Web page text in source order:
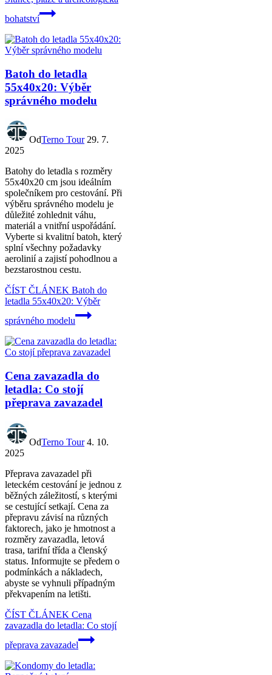
bohatství
Batoh do letadla
55x40x20: Výběr
správného modelu
OdTerno Tour 29. 7.
2025
Batohy do letadla s rozměry
55x40x20 cm jsou ideálním
společníkem pro cestování. Při
výběru správného modelu je
důležité zohlednit váhu,
materiál a vnitřní uspořádání.
Vyberte si kvalitní batoh, který
splní všechny požadavky
aerolinií a zajistí pohodlnou a
bezstarostnou cestu.
ČÍST ČLÁNEK Batoh do
letadla 55x40x20: Výběr
správného modelu
Cena zavazadla do
letadla: Co stojí
přeprava zavazadel
OdTerno Tour 4. 10.
2025
Přeprava zavazadel při
leteckém cestování je jednou z
běžných záležitostí, s kterými
se cestující setkají. Cena za
přepravu závisí na různých
faktorech, jako je hmotnost a
rozměry zavazadla, letová
trasa, tarifní třída a členský
status. Informujte se předem o
podmínkách a nákladech,
abyste se vyhnuli případným
překvapením na letišti.
ČÍST ČLÁNEK Cena
zavazadla do letadla: Co stojí
přeprava zavazadel